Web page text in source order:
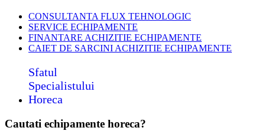
CONSULTANTA FLUX TEHNOLOGIC
SERVICE ECHIPAMENTE
FINANTARE ACHIZITIE ECHIPAMENTE
CAIET DE SARCINI ACHIZITIE ECHIPAMENTE
Sfatul
Specialistului
Horeca
Cautati echipamente horeca?